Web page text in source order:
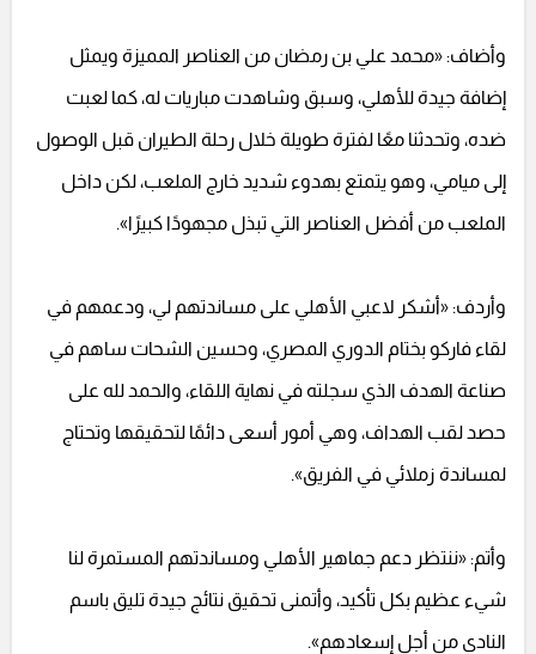
وأضاف: «محمد علي بن رمضان من العناصر المميزة ويمثل
إضافة جيدة للأهلي، وسبق وشاهدت مباريات له، كما لعبت
ضده، وتحدثنا معًا لفترة طويلة خلال رحلة الطيران قبل الوصول
إلى ميامي، وهو يتمتع بهدوء شديد خارج الملعب، لكن داخل
الملعب من أفضل العناصر التي تبذل مجهودًا كبيرًا».
وأردف: «أشكر لاعبي الأهلي على مساندتهم لي، ودعمهم في
لقاء فاركو بختام الدوري المصري، وحسين الشحات ساهم في
صناعة الهدف الذي سجلته في نهاية اللقاء، والحمد لله على
حصد لقب الهداف، وهي أمور أسعى دائمًا لتحقيقها وتحتاج
لمساندة زملائي في الفريق».
وأتم: «ننتظر دعم جماهير الأهلي ومساندتهم المستمرة لنا
شيء عظيم بكل تأكيد، وأتمنى تحقيق نتائج جيدة تليق باسم
النادي من أجل إسعادهم».